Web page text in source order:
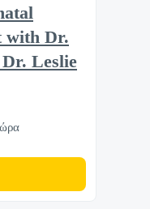
with Dr.
Leslie